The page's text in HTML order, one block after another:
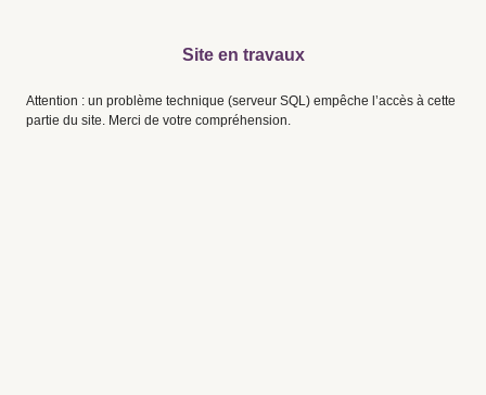
Site en travaux
Attention : un problème technique (serveur SQL) empêche l’accès à cette
partie du site. Merci de votre compréhension.